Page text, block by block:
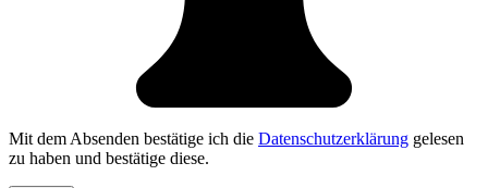
Mit dem Absenden bestätige ich die Datenschutzerklärung gelesen
zu haben und bestätige diese.